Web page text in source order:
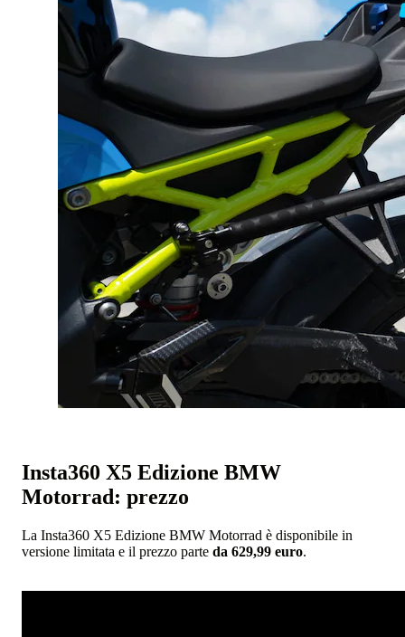
Insta360 X5 Edizione BMW
Motorrad: prezzo
La Insta360 X5 Edizione BMW Motorrad è disponibile in
versione limitata e il prezzo parte da 629,99 euro.